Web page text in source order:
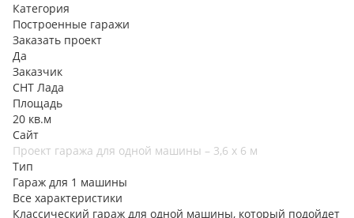
Категория
Построенные гаражи
Заказать проект
Да
Заказчик
СНТ Лада
Площадь
20 кв.м
Сайт
Проект гаража для одной машины – 3,6 х 6 м
Тип
Гараж для 1 машины
Все характеристики
Классический гараж для одной машины, который подойдет